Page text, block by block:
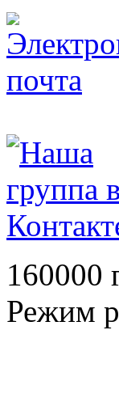
160000
Режим